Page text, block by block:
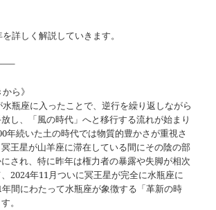
詳しく解説していきます。
ら》
瓶座に入ったことで、逆行を繰り返しながら
放し、「風の時代」へと移行する流れが始まり
年続いた土の時代では物質的豊かさが重視さ
王星が山羊座に滞在している間にその陰の部
され、特に昨年は権力者の暴露や失脚が相次
2024年11月ついに冥王星が完全に水瓶座に
間にわたって水瓶座が象徴する「革新の時
。